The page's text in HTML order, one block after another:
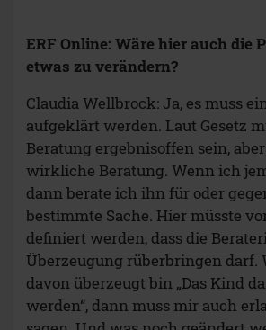
ERF Online: Wäre hier auch die
etwas zu verändern?
Claudia Wellbrock: Ja, es muss
aufgeklärt werden. Laut Gesetz
Beratung ergebnisoffen sein,
wirkliche Beratung. Wenn ich
dann berate ich ihn für oder
bestimmte Sache. Hier müsste
definiert werden, dass die
Überzeugung rüberbringen darf.
davon überzeugt bin „Das Kind
werden“, dann muss mir auch